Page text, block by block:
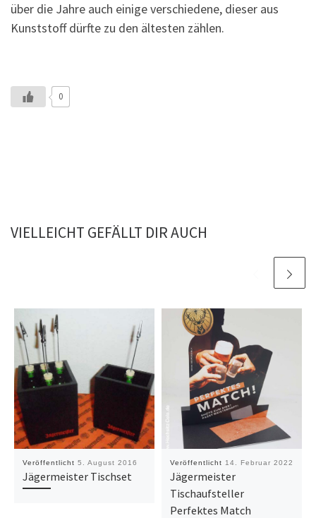
über die Jahre auch einige verschiedene, dieser aus
Kunststoff dürfte zu den ältesten zählen.
0
VIELLEICHT GEFÄLLT DIR AUCH
Veröffentlicht 5. August 2016
Jägermeister Tischset
Veröffentlicht 14. Februar 2022
Jägermeister
Tischaufsteller
Perfektes Match